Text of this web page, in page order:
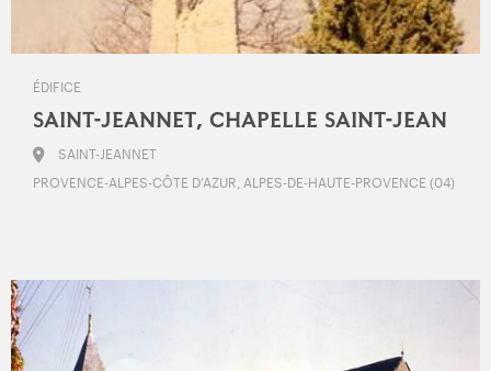
ÉDIFICE
SAINT-JEANNET, CHAPELLE SAINT-JEAN
SAINT-JEANNET
PROVENCE-ALPES-CÔTE D’AZUR, ALPES-DE-HAUTE-PROVENCE (04)